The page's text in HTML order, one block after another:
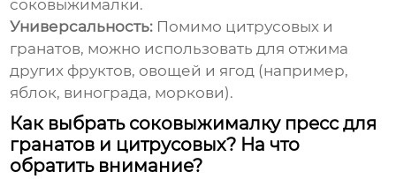
соковыжималки.
Универсальность: Помимо цитрусовых и
гранатов, можно использовать для отжима
других фруктов, овощей и ягод (например,
яблок, винограда, моркови).
Как выбрать соковыжималку пресс для
гранатов и цитрусовых? На что
обратить внимание?